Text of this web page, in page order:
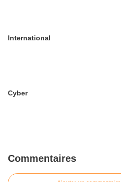
International
Cyber
Commentaires